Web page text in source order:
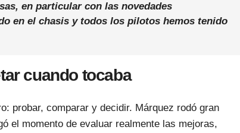
en particular con las novedades
en el chasis y todos los pilotos hemos tenido
cuando tocaba
probar, comparar y decidir. Márquez rodó gran
el momento de evaluar realmente las mejoras,